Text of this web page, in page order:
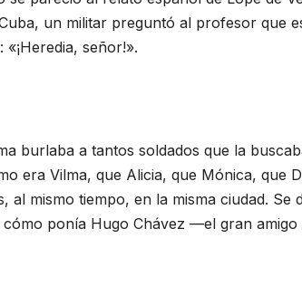
un militar preguntó al profesor que
señor!».
burlaba a tantos soldados que la
era Vilma, que Alicia, que Mónica,
al mismo tiempo, en la misma ciudad.
ponía Hugo Chávez —el gran